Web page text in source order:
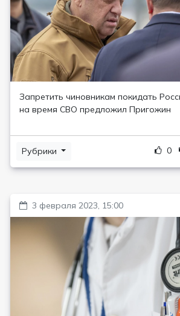
Запретить чиновникам покидать
на время СВО предложил Пригожин
Рубрики 0
3 февраля 2023, 15:00